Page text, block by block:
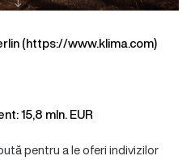
(https://www.klima.com)
15,8 mln. EUR
pentru a le oferi indivizilor